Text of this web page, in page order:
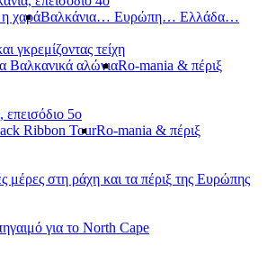
χαράΒαλκάνια… Ευρώπη… Ελλάδα…
γκρεμίζοντας τείχη
Βαλκανικά αλώνιαRo-mania & πέριξ
επεισόδιο 5ο
Ribbon TourRo-mania & πέριξ
μέρες στη ράχη και τα πέριξ της Ευρώπης
για το North Cape